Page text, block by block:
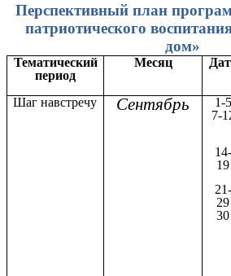
Перспективный план
патриотического
дом»
Тематический
период
Месяц
Шаг навстречу
Сентябрь
1-5
7-
14-
19
21-
29
30